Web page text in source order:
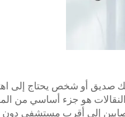
صديق أو شخص يحتاج إلى
هو جزء أساسي من
إلى أقرب مستشفى دون